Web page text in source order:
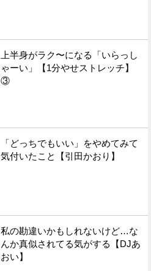
上半身がラク〜になる「いらっし
ゃーい」【1分やせストレッチ】
③
「どっちでもいい」をやめてみて
気付いたこと【引田かおり】
私の勘違いかもしれないけど…な
んか真似されてる気がする【DJあ
おい】